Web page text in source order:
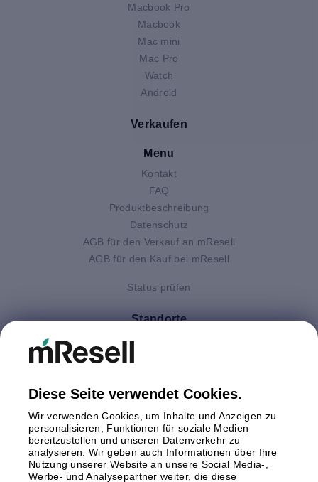
Macbook Pro
Macbook
Mac mini
Mac Pro
Watch
Android
Verkaufen
Menu
Kontakt
FAQ
Produktbeschreibung
Datenschutz
AGB für den Verkauf an mResell
AGB für den Kauf bei mResell
Status prüfen
Standorte
Deutschland
Italien
Polen
Schweden
Spanien
Österreich
Diese Seite verwendet Cookies.
Wir verwenden Cookies, um Inhalte und Anzeigen zu
personalisieren, Funktionen für soziale Medien
bereitzustellen und unseren Datenverkehr zu
analysieren. Wir geben auch Informationen über Ihre
Nutzung unserer Website an unsere Social Media-,
Werbe- und Analysepartner weiter, die diese